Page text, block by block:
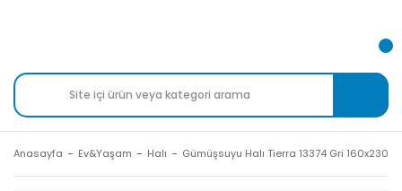
Anasayfa Ev&Yaşam Halı Gümüşsuyu Halı Tierra 13374 Gri 160x230